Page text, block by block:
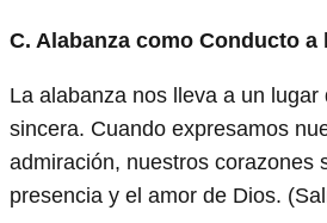
C. Alabanza como Conducto a
La alabanza nos lleva a un lugar
sincera. Cuando expresamos
admiración, nuestros corazones
presencia y el amor de Dios.